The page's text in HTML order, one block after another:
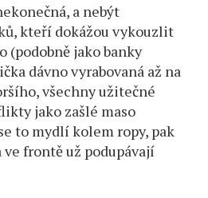
a nebýt
kteří dokážou vykouzlit
(podobně jako banky
dávno vyrabovaná až na
všechny užitečné
jako zašlé maso
to mydlí kolem ropy, pak
ve frontě už podupávají